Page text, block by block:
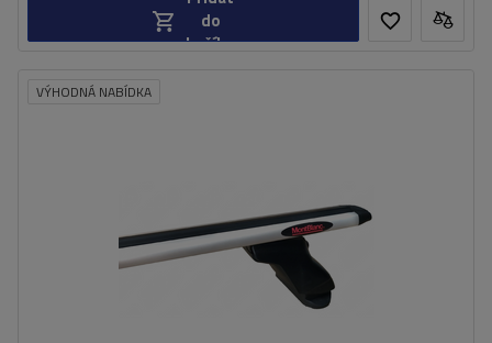
do
košíku
VÝHODNÁ NABÍDKA